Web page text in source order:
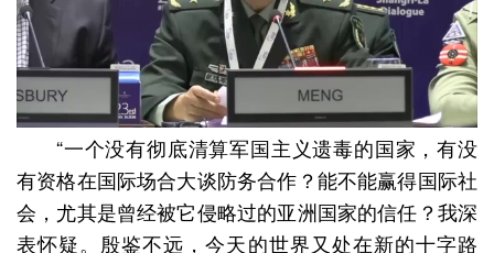
“一个没有彻底清算军国主义遗毒的国家，有没
有资格在国际场合大谈防务合作？能不能赢得国际社
会，尤其是曾经被它侵略过的亚洲国家的信任？我深
表怀疑。殷鉴不远，今天的世界又处在新的十字路